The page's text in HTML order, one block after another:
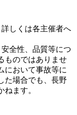
しくは各主催者へ
全性、品質等につ
ものではありませ
において事故等に
た場合でも、長野
ます。